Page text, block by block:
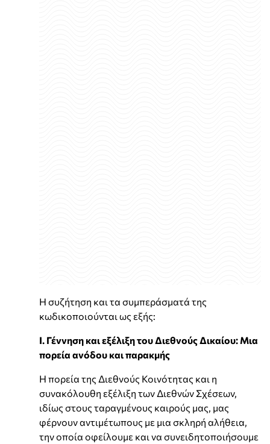
Η συζήτηση και τα συμπεράσματά της
κωδικοποιούνται ως εξής:
Ι. Γέννηση και εξέλιξη του Διεθνούς Δικαίου: Μια
πορεία ανόδου και παρακμής
Η πορεία της Διεθνούς Κοινότητας και η
συνακόλουθη εξέλιξη των Διεθνών Σχέσεων,
ιδίως στους ταραγμένους καιρούς μας, μας
φέρνουν αντιμέτωπους με μια σκληρή αλήθεια,
την οποία οφείλουμε και να συνειδητοποιήσουμε